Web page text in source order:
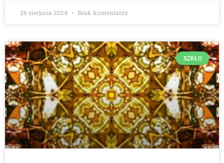
26 sierpnia 2024 Brak komentarzy
SZKŁO